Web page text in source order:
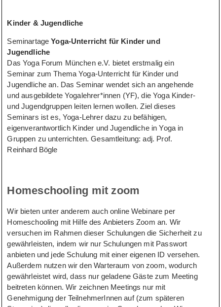
Kinder & Jugendliche
SeminartageYoga-Unterricht für Kinder und
Jugendliche
Das Yoga Forum München e.V. bietet erstmalig ein
Seminar zum Thema Yoga-Unterricht für Kinder und
Jugendliche an. Das Seminar wendet sich an angehende
und ausgebildete Yogalehrer*innen (YF), die Yoga Kinder-
und Jugendgruppen leiten lernen wollen. Ziel dieses
Seminars ist es, Yoga-Lehrer dazu zu befähigen,
eigenverantwortlich Kinder und Jugendliche in Yoga in
Gruppen zu unterrichten. Gesamtleitung: adj. Prof.
Reinhard Bögle
Homeschooling mit zoom
Wir bieten unter anderem auch online Webinare per
Homeschooling mit Hilfe des Anbieters Zoom an. Wir
versuchen im Rahmen dieser Schulungen die Sicherheit zu
gewährleisten, indem wir nur Schulungen mit Passwort
anbieten und jede Schulung mit einer eigenen ID versehen.
Außerdem nutzen wir den Warteraum von zoom, wodurch
gewährleistet wird, dass nur geladene Gäste zum Meeting
beitreten können. Wir zeichnen Meetings nur mit
Genehmigung der TeilnehmerInnen auf (zum späteren